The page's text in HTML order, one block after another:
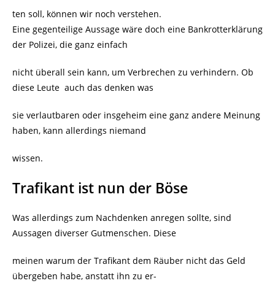
ten soll, können wir noch verstehen.
Eine gegenteilige Aussage wäre doch eine Bankrotterklärung
der Polizei, die ganz einfach
nicht überall sein kann, um Verbrechen zu verhindern. Ob
diese Leute auch das denken was
sie verlautbaren oder insgeheim eine ganz andere Meinung
haben, kann allerdings niemand
wissen.
Trafikant ist nun der Böse
Was allerdings zum Nachdenken anregen sollte, sind
Aussagen diverser Gutmenschen. Diese
meinen warum der Trafikant dem Räuber nicht das Geld
übergeben habe, anstatt ihn zu er-